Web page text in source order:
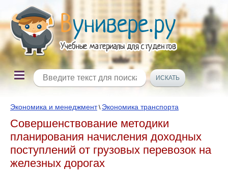
Экономика и менеджмент\ Экономика транспорта
Совершенствование методики
планирования начисления доходных
поступлений от грузовых перевозок на
железных дорогах